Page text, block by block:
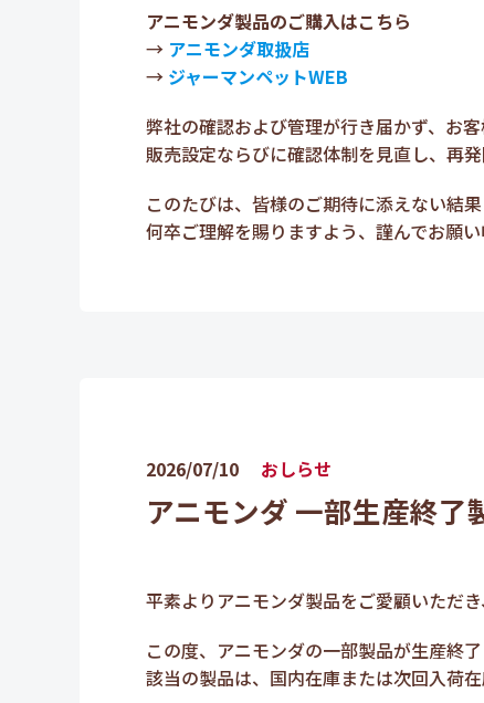
アニモンダ製品のご購入はこちら
→ アニモンダ取扱店
→ ジャーマンペットWEB
弊社の確認および管理が行き届かず、お
販売設定ならびに確認体制を見直し、再発
このたびは、皆様のご期待に添えない結
何卒ご理解を賜りますよう、謹んでお願い
2026/07/10 おしらせ
アニモンダ 一部生産終了
平素よりアニモンダ製品をご愛顧いただき
この度、アニモンダの一部製品が生産終
該当の製品は、国内在庫または次回入荷在